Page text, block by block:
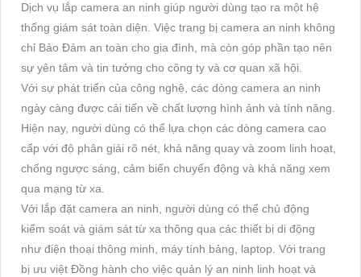
Dịch vụ lắp camera an ninh giúp người dùng tạo ra một hệ
thống giám sát toàn diện. Việc trang bị camera an ninh không
chỉ Bảo Đảm an toàn cho gia đình, mà còn góp phần tạo nên
sự yên tâm và tin tưởng cho công ty và cơ quan xã hội.
Với sự phát triển của công nghệ, các dòng camera an ninh
ngày càng được cải tiến về chất lượng hình ảnh và tính năng.
Hiện nay, người dùng có thể lựa chọn các dòng camera cao
cấp với độ phân giải rõ nét, khả năng quay và zoom linh hoạt,
chống ngược sáng, cảm biến chuyển động và khả năng xem
qua mạng từ xa.
Với lắp đặt camera an ninh, người dùng có thể chủ động
kiểm soát và giám sát từ xa thông qua các thiết bị di động
như điện thoại thông minh, máy tính bảng, laptop. Với trang
bị ưu việt Đồng hành cho việc quản lý an ninh linh hoạt và